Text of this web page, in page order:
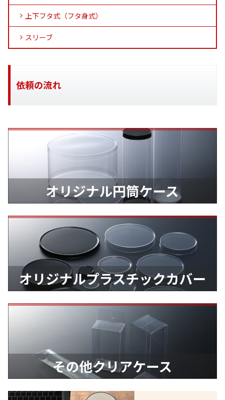
上下フタ式（フタ身式）
スリーブ
依頼の流れ